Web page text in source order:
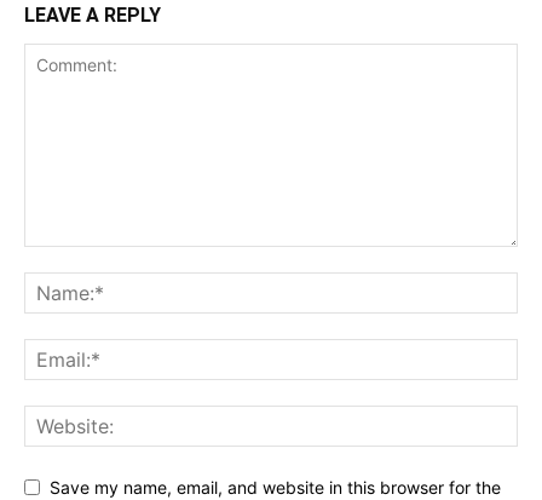
LEAVE A REPLY
Save my name, email, and website in this browser for the